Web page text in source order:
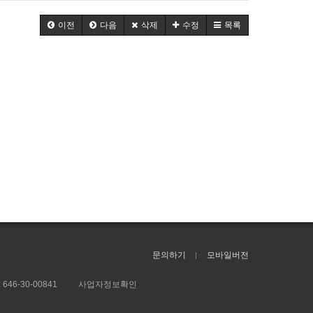
이전 다음 삭제 수정 목록
문의하기 모바일버전
646-30-00841 사업자정보확인